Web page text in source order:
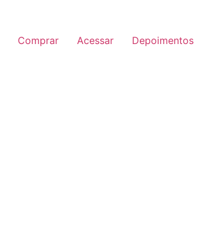
Comprar Acessar Depoimentos